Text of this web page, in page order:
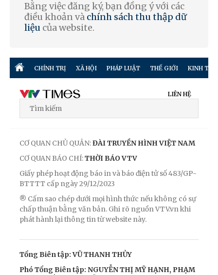
Bằng việc đăng ký, bạn đồng ý với các
điều khoản và chính sách thu thập dữ
liệu của website.
CHÍNH TRỊ XÃ HỘI PHÁP LUẬT THẾ GIỚI KINH TẾ
LIÊN HỆ
CƠ QUAN CHỦ QUẢN:ĐÀI TRUYỀN HÌNH VIỆT NAM
CƠ QUAN BÁO CHÍ:THỜI BÁO VTV
Giấy phép hoạt động báo in và báo điện tử số 483/GP-
BTTTT cấp ngày 29/12/2023
® Cấm sao chép dưới mọi hình thức nếu không có sự
chấp thuận bằng văn bản. Ghi rõ nguồn VTV.vn khi
phát hành lại thông tin từ website này.
Tổng Biên tập: VŨ THANH THỦY
Phó Tổng Biên tập: NGUYỄN THỊ MỸ HẠNH, PHẠM